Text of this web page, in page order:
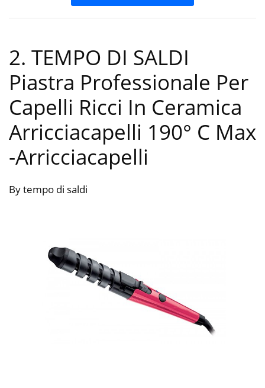
2. TEMPO DI SALDI
Piastra Professionale Per
Capelli Ricci In Ceramica
Arricciacapelli 190° C Max
-Arricciacapelli
By tempo di saldi